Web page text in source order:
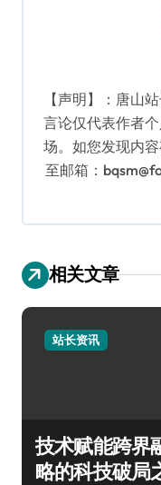
【声明】：唐山
言论仅代表作者
场。如您发现内
至邮箱：
相关文章
站长资讯
技术赋能跨界
略的科技破局